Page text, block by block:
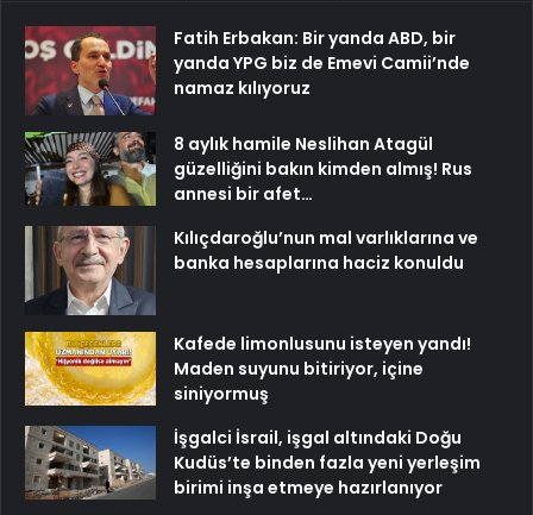
Fatih Erbakan: Bir yanda ABD, bir
yanda YPG biz de Emevi Camii’nde
namaz kılıyoruz
8 aylık hamile Neslihan Atagül
güzelliğini bakın kimden almış! Rus
annesi bir afet…
Kılıçdaroğlu’nun mal varlıklarına ve
banka hesaplarına haciz konuldu
Kafede limonlusunu isteyen yandı!
Maden suyunu bitiriyor, içine
siniyormuş
İşgalci İsrail, işgal altındaki Doğu
Kudüs’te binden fazla yeni yerleşim
birimi inşa etmeye hazırlanıyor